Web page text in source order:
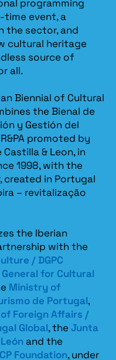
as disciplinas de
Teoria da
Arquitetura I (3º
ano), História da
Arquitetura I (3º
ano) e História da
com assento no
Conselho
Científico da
ARCA-EUAC.
1994-2000:
Colaborador no
atelier de José
Manuel
Pedreirinho –
arquitetos,
n.º 49, Lisboa.
1983-2000:
Professor do
Ensino
Secundário.
programming
time event, a
the sector, and
cultural heritage
source of
all.
Biennial of Cultural
the Bienal de
y Gestión del
promoted by
& Leon, in
1998, with the
created in Portugal
– revitalização
the Iberian
with the
/ DGPC
for Cultural
Ministry of
de Portugal,
Foreign Affairs /
Global, theJunta
and the
Foundation, under